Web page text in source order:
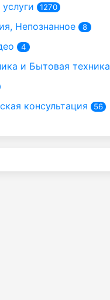
1270
Непознанное 8
4
и Бытовая техника
консультация 56